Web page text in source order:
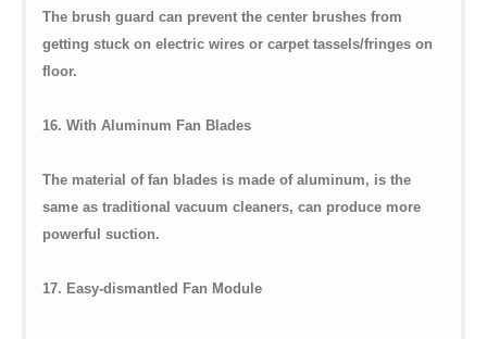
The brush guard can prevent the center brushes from
getting stuck on electric wires or carpet tassels/fringes on
floor.
16. With Aluminum Fan Blades
The material of fan blades is made of aluminum, is the
same as traditional vacuum cleaners, can produce more
powerful suction.
17. Easy-dismantled Fan Module